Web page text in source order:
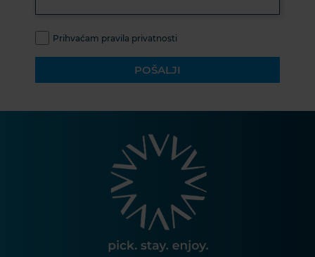
Prihvaćam pravila privatnosti
POŠALJI